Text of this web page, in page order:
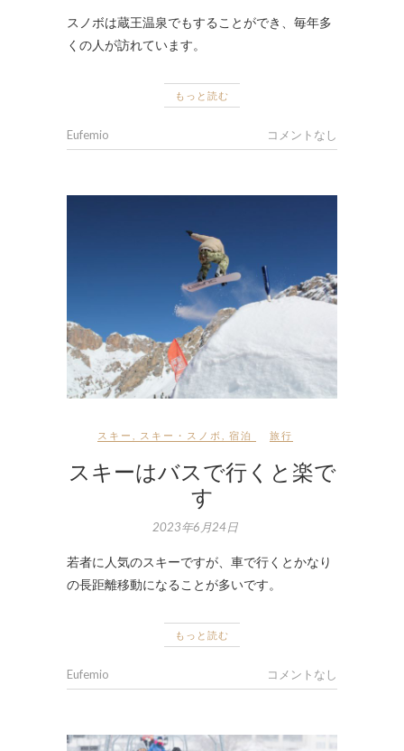
スノボは蔵王温泉でもすることができ、毎年多
くの人が訪れています。
もっと読む
Eufemio コメントなし
スキー スキー・スノボ 宿泊 旅行
スキーはバスで行くと楽で
す
2023年6月24日
若者に人気のスキーですが、車で行くとかなり
の長距離移動になることが多いです。
もっと読む
Eufemio コメントなし